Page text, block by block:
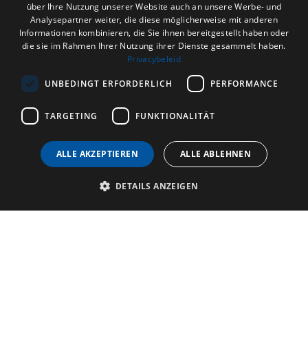
FRENCH
GERMAN
über Ihre Nutzung unserer Website auch an unsere Werbe- und
Analysepartner weiter, die diese möglicherweise mit anderen
Informationen kombinieren, die Sie ihnen bereitgestellt haben oder
die sie im Rahmen Ihrer Nutzung ihrer Dienste gesammelt haben.
Privacybeleid
UNBEDINGT ERFORDERLICH PERFORMANCE
TARGETING FUNKTIONALITÄT
ALLE AKZEPTIEREN ALLE ABLEHNEN
DETAILS ANZEIGEN